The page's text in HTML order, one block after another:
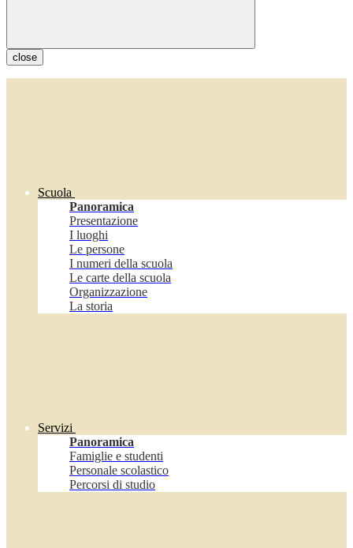
close
Scuola
Panoramica
Presentazione
I luoghi
Le persone
I numeri della scuola
Le carte della scuola
Organizzazione
La storia
Servizi
Panoramica
Famiglie e studenti
Personale scolastico
Percorsi di studio